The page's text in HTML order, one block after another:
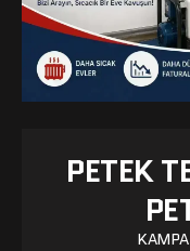
PETEK